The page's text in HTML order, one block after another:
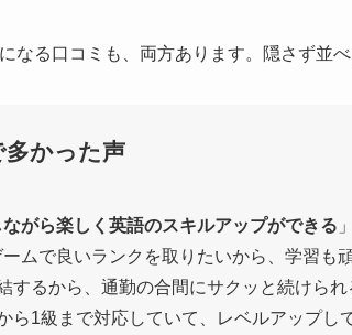
なる口コミも、両方あります。隠さず並べ
多かった声
がら楽しく英語のスキルアップができる 」
ームで良いランクを取りたいから、学習も
するから、通勤の合間にサクッと続けられ
ら1級まで対応していて、レベルアップし